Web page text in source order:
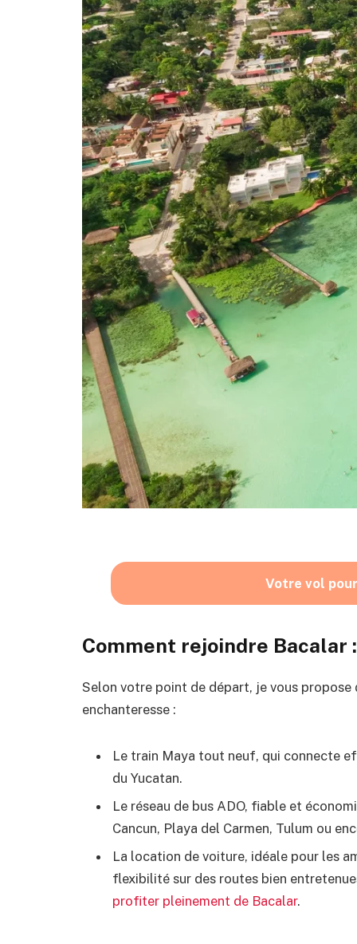
Votre vol
Comment rejoindre Bacalar
Selon votre point de départ, je vous
enchanteresse :
Le train Maya tout neuf, qui connecte
du Yucatan.
Le réseau de bus ADO, fiable et
Cancun, Playa del Carmen, Tulum ou
La location de voiture, idéale pour les
flexibilité sur des routes bien
profiter pleinement de Bacalar.